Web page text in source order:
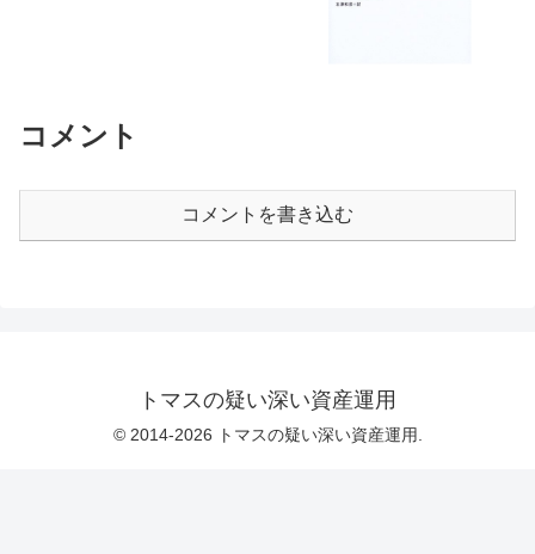
コメント
コメントを書き込む
トマスの疑い深い資産運用
© 2014-2026 トマスの疑い深い資産運用.